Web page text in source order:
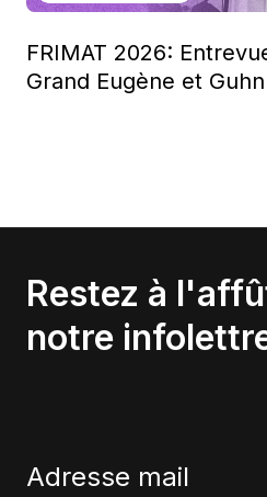
FRIMAT 2026:
Grand Eugène et
Restez à
notre